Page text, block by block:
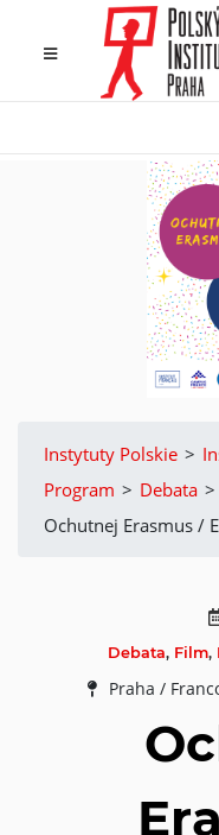
Instytuty Polskie >
Program > Debata >
Ochutnej Erasmus /
Debata, Film,
Praha /